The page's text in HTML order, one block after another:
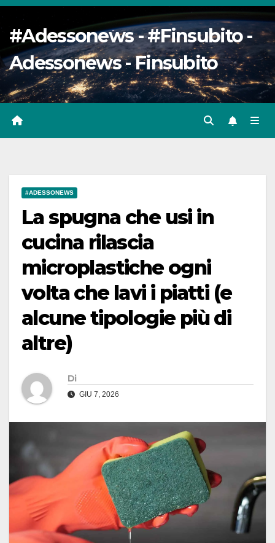
#Adessonews - #Finsubito -
Adessonews - Finsubito
#ADESSONEWS
La spugna che usi in
cucina rilascia
microplastiche ogni
volta che lavi i piatti (e
alcune tipologie più di
altre)
Di
GIU 7, 2026